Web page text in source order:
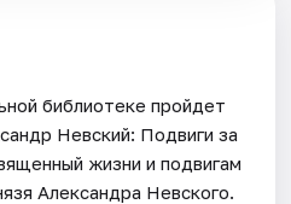
библиотеке пройдет
Невский: Подвиги за
жизни и подвигам
Александра Невского.